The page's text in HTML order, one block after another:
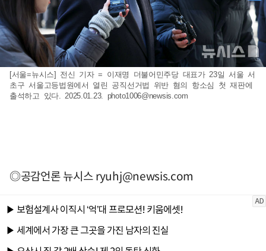
[서울=뉴시스] 전신 기자 = 이재명 더불어민주당 대표가 23일 서울 서
초구 서울고등법원에서 열린 공직선거법 위반 혐의 항소심 첫 재판에
출석하고 있다. 2025.01.23. photo1006@newsis.com
◎공감언론 뉴시스ryuhj@newsis.com